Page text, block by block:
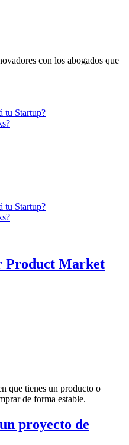
con los abogados que
tu Startup?
tu Startup?
Product Market
que tienes un producto o
de forma estable.
proyecto de